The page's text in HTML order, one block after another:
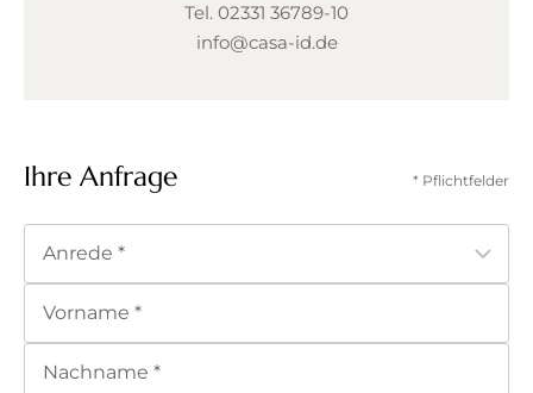
Ihre Anfrage * Pflichtfelder
Tel. 02331 36789-10
info@casa-id.de